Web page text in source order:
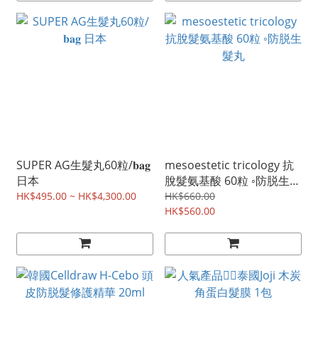
SUPER AG生髮丸60粒/𝐛𝐚𝐠
日本
HK$495.00 ~ HK$4,300.00
mesoestetic tricology 抗
脫髮氨基酸 60粒 ◦防脱生髮
丸
HK$660.00
HK$560.00